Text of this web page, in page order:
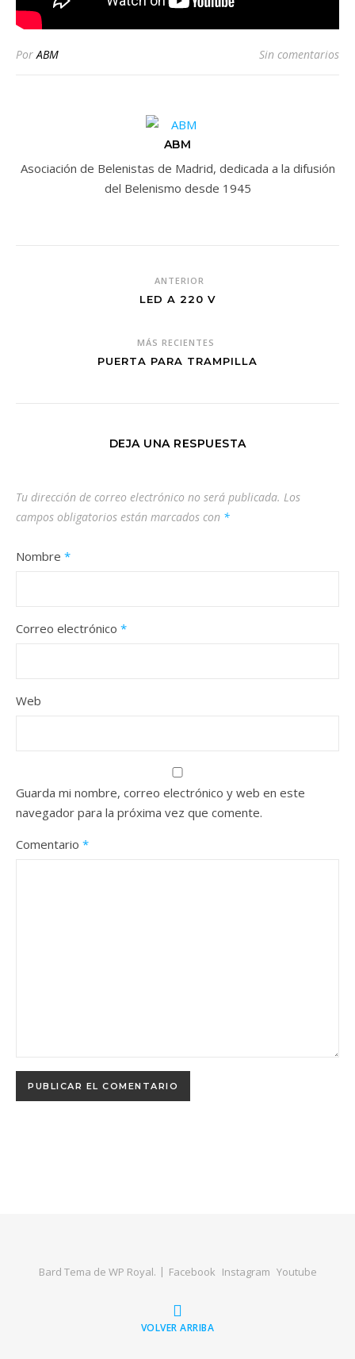
PorABM Sin comentarios
ABM
Asociación de Belenistas de Madrid, dedicada a la difusión
del Belenismo desde 1945
ANTERIOR
LED A 220 V
MÁS RECIENTES
PUERTA PARA TRAMPILLA
DEJA UNA RESPUESTA
Tu dirección de correo electrónico no será publicada. Los
campos obligatorios están marcados con *
Nombre *
Correo electrónico *
Web
Guarda mi nombre, correo electrónico y web en este
navegador para la próxima vez que comente.
Comentario *
Bard Tema de WP Royal. Facebook Instagram Youtube
VOLVER ARRIBA